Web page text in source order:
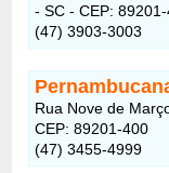
- SC - CEP:
(47) 3903-3003
Rua Nove de
CEP: 89201-400
(47) 3455-4999